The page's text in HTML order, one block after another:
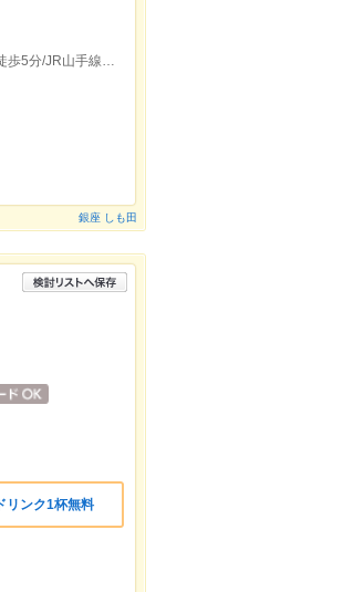
東京メトロ銀座駅C2出口より徒歩3分／JR山手線有楽町駅より徒歩5分/JR山手線新橋駅銀座口より徒歩10分
銀座 しも田
リンク1杯無料